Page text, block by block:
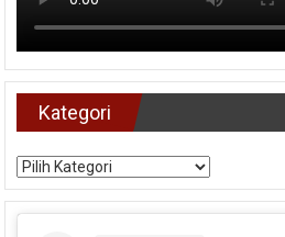
Kategori
Kategori